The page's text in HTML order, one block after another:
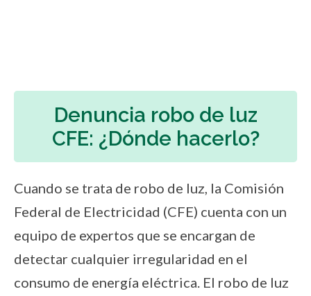
Denuncia robo de luz
CFE: ¿Dónde hacerlo?
Cuando se trata de robo de luz, la Comisión
Federal de Electricidad (CFE) cuenta con un
equipo de expertos que se encargan de
detectar cualquier irregularidad en el
consumo de energía eléctrica. El robo de luz